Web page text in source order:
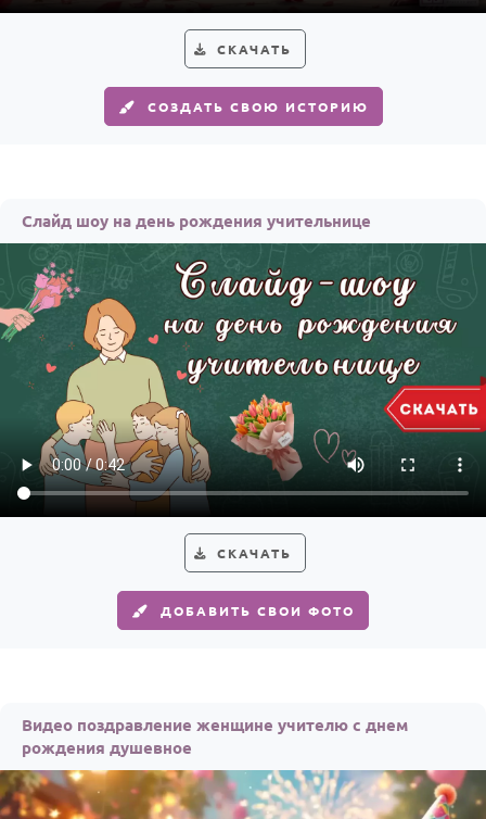
СКАЧАТЬ
СОЗДАТЬ СВОЮ ИСТОРИЮ
Слайд шоу на день рождения учительнице
СКАЧАТЬ
ДОБАВИТЬ СВОИ ФОТО
Видео поздравление женщине учителю с днем
рождения душевное